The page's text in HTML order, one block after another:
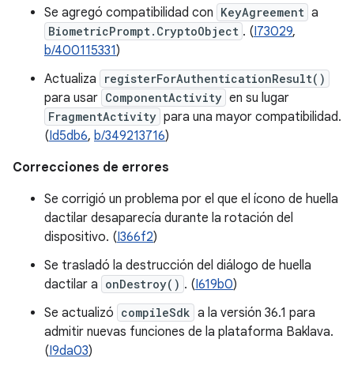
Se agregó compatibilidad con KeyAgreement a
BiometricPrompt.CryptoObject . (I73029,
b/400115331)
Actualiza
registerForAuthenticationResult()
para usar ComponentActivity en su lugar
FragmentActivity para una mayor compatibilidad.
(Id5db6, b/349213716)
Correcciones de errores
Se corrigió un problema por el que el ícono de huella
dactilar desaparecía durante la rotación del
dispositivo. (I366f2)
Se trasladó la destrucción del diálogo de huella
dactilar a onDestroy() . (I619b0)
Se actualizó compileSdk a la versión 36.1 para
admitir nuevas funciones de la plataforma Baklava.
(I9da03)